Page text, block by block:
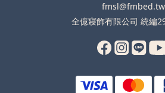
fmsl@fmbed.tw
全億寢飾有限公司 統編